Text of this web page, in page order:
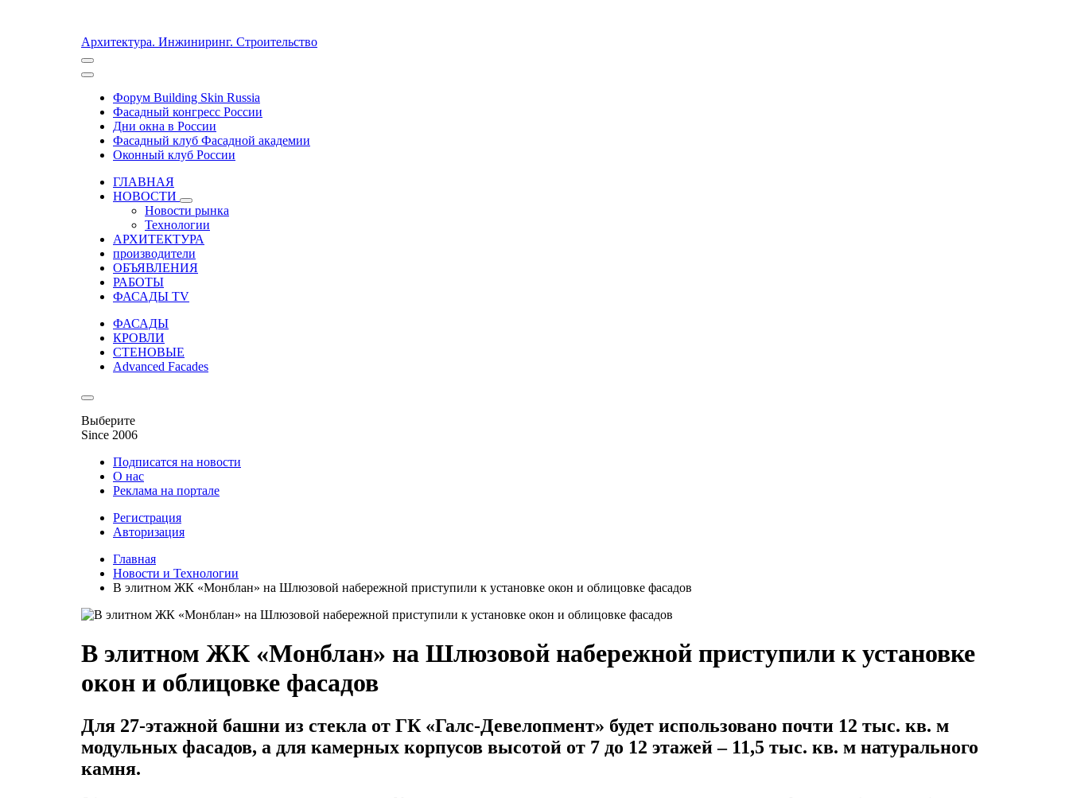
Архитектура. Инжиниринг. Строительство
Форум Building Skin Russia
Фасадный конгресс России
Дни окна в России
Фасадный клуб Фасадной академии
Оконный клуб России
ГЛАВНАЯ
НОВОСТИ
Новости рынка
Технологии
АРХИТЕКТУРА
производители
ОБЪЯВЛЕНИЯ
РАБОТЫ
ФАСАДЫ TV
ФАСАДЫ
КРОВЛИ
СТЕНОВЫЕ
Advanced Facades
Выберите
Since 2006
Подписатся на новости
О нас
Реклама на портале
Регистрация
Авторизация
Главная
Новости и Технологии
В элитном ЖК «Монблан» на Шлюзовой набережной приступили к установке окон и облицовке фасадов
В элитном ЖК «Монблан» на Шлюзовой набережной приступили к установке
окон и облицовке фасадов
Для 27-этажной башни из стекла от ГК «Галс-Девелопмент» будет использовано почти 12 тыс. кв. м
модульных фасадов, а для камерных корпусов высотой от 7 до 12 этажей – 11,5 тыс. кв. м натурального
камня.